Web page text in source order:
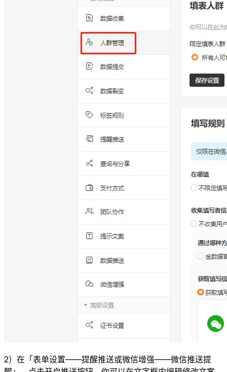
2）在「表单设置——提醒推送或微信增强——微信推送提